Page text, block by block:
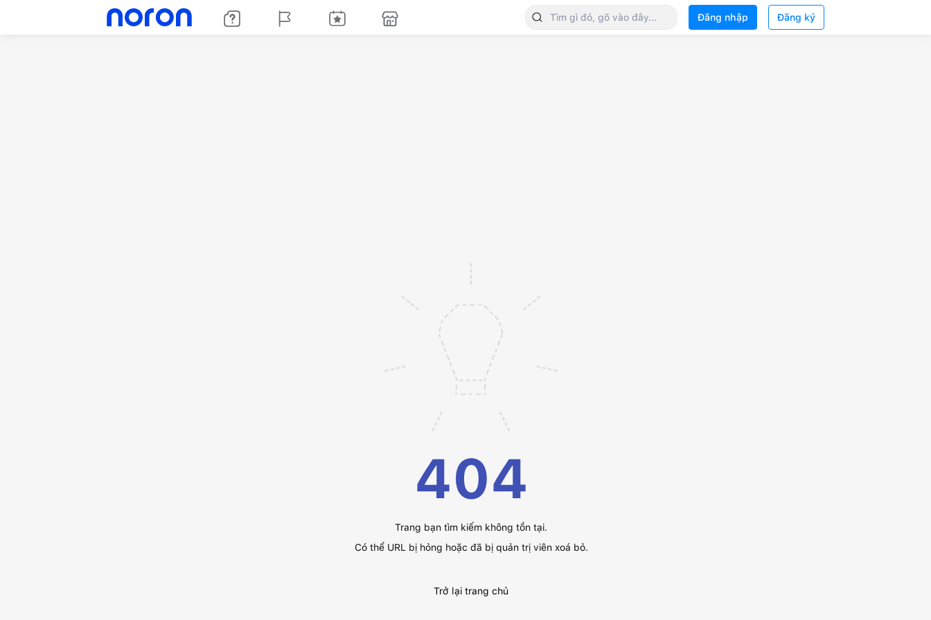
Đăng nhập Đăng ký
404
Trang bạn tìm kiếm không tồn tại.
Có thể URL bị hỏng hoặc đã bị quản trị viên xoá bỏ.
Trở lại trang chủ